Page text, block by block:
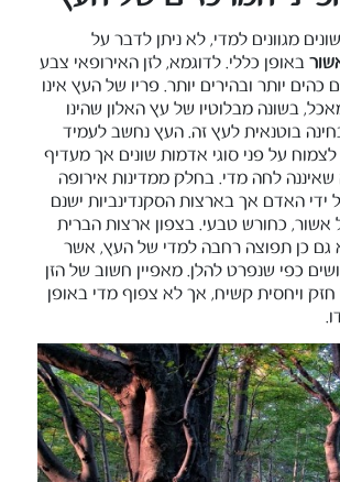
מגוונים למדי, לא ניתן לדבר על
באופן כללי. לדוגמא, לזן האירופאי צבע
כהים יותר ובהירים יותר. פריו של העץ אינו
בשונה מבלוטיו של עץ האלון שהינו
בוטנאית לעץ זה. העץ נחשב לעמיד
לצמוח על פני סוגי אדמות שונים אך מעדיף
לחה מדי. בחלק ממדינות אירופה
ידי האדם אך בארצות הסקנדינביות ישנם
אשור, כחורש טבעי. בצפון ארצות הברית
גם כן תפוצה רחבה למדי של העץ, אשר
כפי שנפרט להלן. מאפיין חשוב של הזן
חזק ויחסית קשיח, אך לא צפוף מדי באופן